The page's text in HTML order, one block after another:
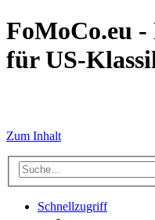
FoMoCo.eu
für US-
Zum Inhalt
Schnellzugriff